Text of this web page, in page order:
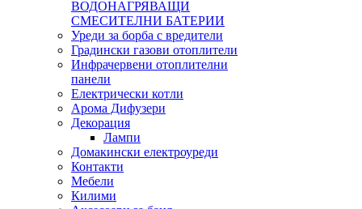
ВОДОНАГРЯВАЩИ
СМЕСИТЕЛНИ БАТЕРИИ
Уреди за борба с вредители
Градински газови отоплители
Инфрачервени отоплителни
панели
Електрически котли
Арома Дифузери
Декорация
Лампи
Домакински електроуреди
Контакти
Мебели
Килими